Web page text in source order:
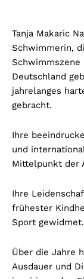
Tanja Makaric
Schwimmerin,
Deutschland
jahrelanges
gebracht.
Ihre
und
Mittelpunkt der
Ihre
frühester
Sport gewidmet.
Über die Jahre
Ausdauer und